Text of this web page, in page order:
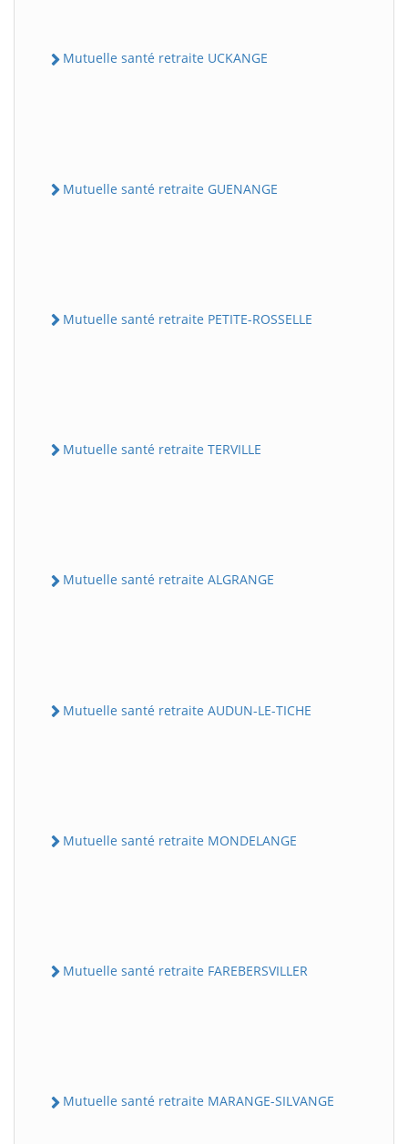
Mutuelle santé retraite UCKANGE
Mutuelle santé retraite GUENANGE
Mutuelle santé retraite PETITE-ROSSELLE
Mutuelle santé retraite TERVILLE
Mutuelle santé retraite ALGRANGE
Mutuelle santé retraite AUDUN-LE-TICHE
Mutuelle santé retraite MONDELANGE
Mutuelle santé retraite FAREBERSVILLER
Mutuelle santé retraite MARANGE-SILVANGE